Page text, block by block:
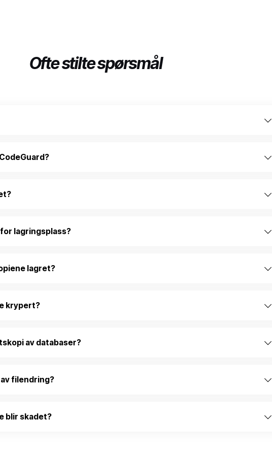
Ofte stilte spørsmål
lagringsplass?
lagret?
krypert?
av databaser?
filendring?
blir skadet?